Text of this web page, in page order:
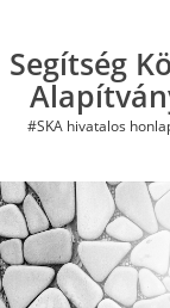
content
Segítség
#SKA hivatalos